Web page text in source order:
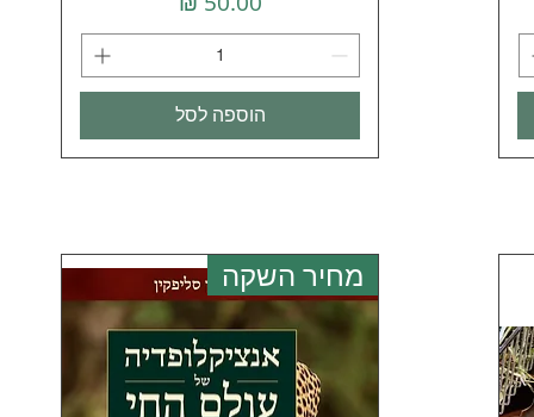
הוספה לסל
מחיר השקה